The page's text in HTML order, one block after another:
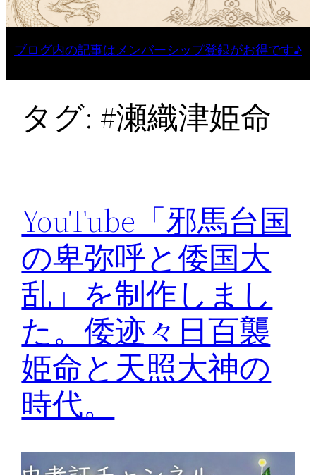
ブログ内の記事はメンバーシップ登録がお得です♪
タグ: #瀬織津姫命
YouTube「邪馬台国
の卑弥呼と倭国大
乱」を制作しまし
た。倭迹々日百襲
姫命と天照大神の
時代。